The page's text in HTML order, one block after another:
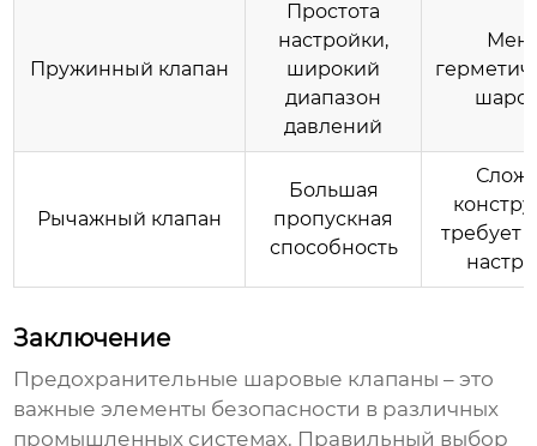
Пружинный клапан
Простота
настройки,
широкий
диапазон
давлений
Рычажный клапан
Большая
пропускная
способность
требует
Заключение
Предохранительные шаровые клапаны – это
важные элементы безопасности в различных
промышленных системах. Правильный выбор